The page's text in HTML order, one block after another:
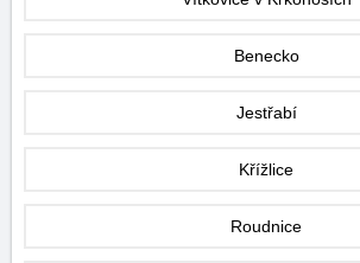
Benecko
Jestřabí
Křížlice
Roudnice